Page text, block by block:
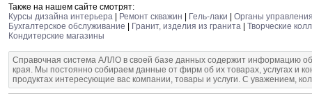
Также на нашем сайте смотрят:
Курсы дизайна интерьера
Ремонт скважин Гель-лаки
Органы
Бухгалтерское обслуживание
Гранит, изделия из гранита
Творческие
Кондитерские магазины
Справочная система АЛЛО в своей базе данных содержит информацию
края. Мы постоянно собираем данные от фирм об их товарах, услугах и
продуктах интересующие вас компании, товары и услуги. С уважением,